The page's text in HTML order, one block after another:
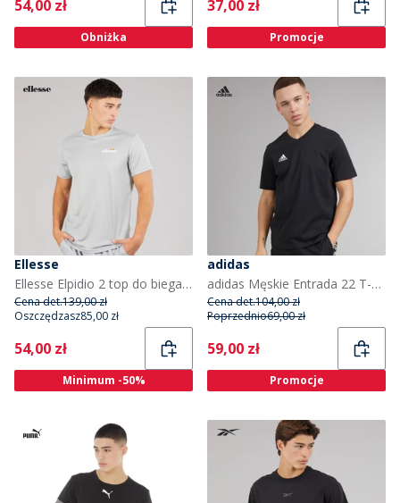
Current
54,00 zł
Obniżka
Current
37,00 zł
Promocje
Ellesse
Ellesse Elpidio 2 top do biegania dla niego kolor Szary
Cena det.139,00 zł
Oszczędzasz85,00 zł
Current
54,00 zł
Minimum -50%
adidas
adidas Męskie Entrada 22 T-shirty Czarny
Cena det.104,00 zł
Poprzednio69,00 zł
Current
59,00 zł
Promocje